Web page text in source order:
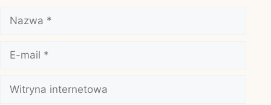
Nazwa
mail
Witryna
internetowa